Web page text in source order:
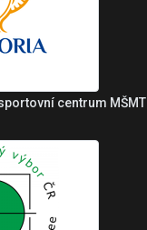
centrum MŠMT